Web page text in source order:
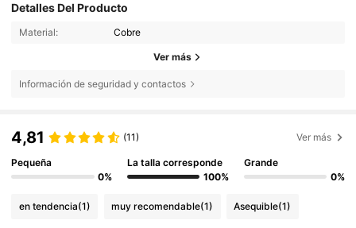
Detalles Del Producto
Material: Cobre
Ver más
Información de seguridad y contactos
4,81 (11) Ver más
Pequeña
0%
La talla corresponde
100%
Grande
0%
en tendencia(1) muy recomendable(1) Asequible(1)